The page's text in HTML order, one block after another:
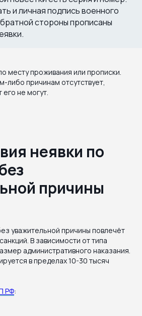
и личная подпись военного
стороны прописаны
месту проживания или прописки.
либо причинам отсутствует,
его не могут.
неявки по
причины
уважительной причины повлечёт
В зависимости от типа
административного наказания.
в пределах 10-30 тысяч
РФ: